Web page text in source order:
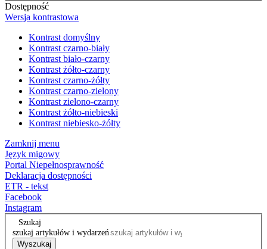
Dostępność
Wersja kontrastowa
Kontrast domyślny
Kontrast czarno-biały
Kontrast biało-czarny
Kontrast żółto-czarny
Kontrast czarno-żółty
Kontrast czarno-zielony
Kontrast zielono-czarny
Kontrast żółto-niebieski
Kontrast niebiesko-żółty
Zamknij menu
Język migowy
Portal Niepełnosprawność
Deklaracja dostępności
ETR - tekst
Facebook
Instagram
Szukaj
szukaj artykułów i wydarzeń
Wyszukaj